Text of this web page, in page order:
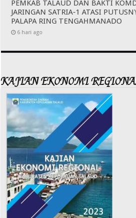
PEMKAB TALAUD DAN BAKTI
JARINGAN SATRIA-1 ATASI
PALAPA RING TENGAHMANADO
6 hari ago
KAJIAN EKONOMI